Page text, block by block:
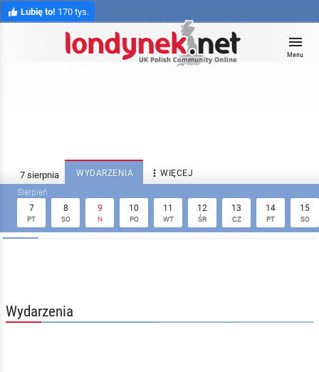
Lubię to! 170 tys.
Menu
WYDARZENIA  WIĘCEJ
7
PT
8
SO
9
N
10
PO
11
WT
12
ŚR
13
CZ
14
PT
15
SO
Wydarzenia